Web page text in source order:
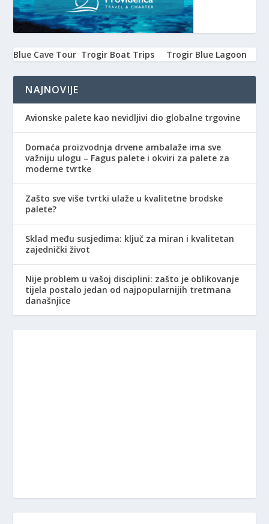
Blue Cave Tour Trogir Boat Trips Trogir Blue Lagoon
NAJNOVIJE
Avionske palete kao nevidljivi dio globalne trgovine
Domaća proizvodnja drvene ambalaže ima sve
važniju ulogu – Fagus palete i okviri za palete za
moderne tvrtke
Zašto sve više tvrtki ulaže u kvalitetne brodske
palete?
Sklad među susjedima: ključ za miran i kvalitetan
zajednički život
Nije problem u vašoj disciplini: zašto je oblikovanje
tijela postalo jedan od najpopularnijih tretmana
današnjice